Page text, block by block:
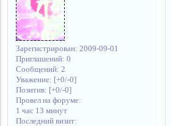
Зарегистрирован: 2009-09-01
Приглашений: 0
Сообщений: 2
Уважение: [+0/-0]
Позитив: [+0/-0]
Провел на форуме:
1 час 13 минут
Последний визит: